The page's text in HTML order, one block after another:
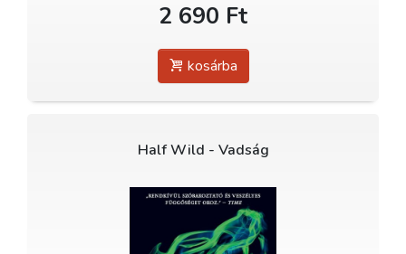
2 690 Ft
kosárba
Half Wild - Vadság